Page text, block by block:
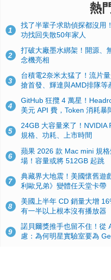
熱
1
找了半輩子求助偵探都沒用
功找回失散50年家人
2
打破大廠墨水綁架！開源、
念機亮相
3
台積電2奈米太猛了！流片
搶首發、輝達與AMD排隊等
4
GitHub 狂攬 4 萬星！
美元 API 費，Token 消耗暴
5
24GB 大容量來了！NVIDIA
規格、功耗、上市時間
6
蘋果 2026 款 Mac mini 規
場！容量或將 512GB 起跳
7
典藏界大地震！美國懷舊遊
利歐兄弟》變體任天堂卡帶
8
美國上半年 CD 銷量大增
有一半以上根本沒有播放器
9
諾貝爾獎推手也留不住！從
慮：為何明星實驗室要為